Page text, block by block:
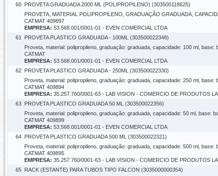
60 PROVETA GRADUADA 2000 ML (POLIPROPILENO) (303500118625)
PROVETA, MATERIAL POLIPROPILENO, GRADUAÇÃO GRADUADA,
CATMAT 409897
EMPRESA: 53.568.001/0001-01 - EVEN COMERCIAL LTDA
61
PROVETA PLASTICO GRADUADA - 100ML (303500022348)
Proveta, material: polipropileno, graduação: graduada, capacidade: 100 ml, base:
CATMAT
EMPRESA: 53.568.001/0001-01 - EVEN COMERCIAL LTDA
62 PROVETA PLASTICO GRADUADA - 250ML (303500022330)
Proveta, material: polipropileno, graduação: graduada, capacidade: 250 ml, base:
CATMAT 409894
EMPRESA: 35.257.760/0001-63 - LAB VISION - COMERCIO DE PRODUTOS
63 PROVETA PLASTICO GRADUADA 50 ML (303500022356)
Proveta, material: polipropileno, graduação: graduada, capacidade: 50 ml, base:
CATMAT 409899
EMPRESA: 53.568.001/0001-01 - EVEN COMERCIAL LTDA
64 PROVETA PLASTICO GRADUADA 500 ML (303500022321)
Proveta, material: polipropileno, graduação: graduada, capacidade: 500 ml, base:
CATMAT 409895
EMPRESA: 35.257.760/0001-63 - LAB VISION - COMERCIO DE PRODUTOS
65 RACK (ESTANTE) PARA TUBOS TIPO FALCON (3035000000354)